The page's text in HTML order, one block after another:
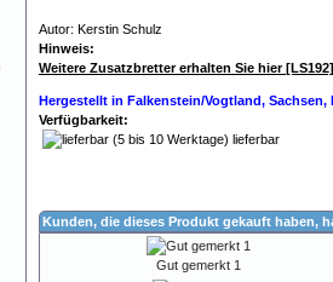
Autor: Kerstin Schulz
Hinweis:
Weitere Zusatzbretter erhalten Sie hier [LS192]
Hergestellt in Falkenstein/Vogtland, Sachsen,
Verfügbarkeit:
lieferbar
Kunden, die dieses Produkt gekauft haben,
Gut gemerkt 1